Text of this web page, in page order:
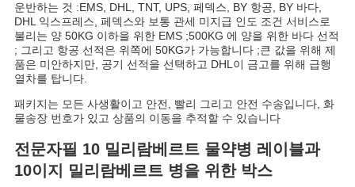
운반하는 것 :EMS, DHL, TNT, UPS, 페덱스, BY 항공, BY 바다,
DHL 익스프레스, 페덱스와 보통 관세 미지급 인도 조건 서비스로
불리는 양 50KG 이하을 위한 EMS ;500KG 에 양을 위한 바다 선적
; 그리고 항공 선적은 위쪽에 50KG가 가능합니다 ;큰 값을 위해 제
품은 미안하지만, 공기 선적을 선택하고 DHL이 금고를 위해 급행
열차를 탑니다.
패키지는 모든 사생활이고 안전, 빨리 그리고 안전 수송입니다, 화
물송장 번호가 있고 상품의 이동을 추적할 수 있습니다
전문자필 10 밀리람베르트 물약병 레이블과
10이지 밀리람베르트 병을 위한 박스